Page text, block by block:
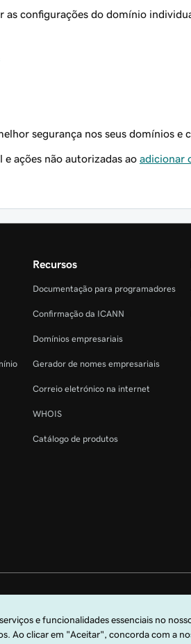
as configurações do domínio
segurança nos seus domínios e
ações não autorizadas ao adicionar
Recursos
Documentação para programadores
Confirmação da ICANN
Domínios empresariais
Gerador de nomes empresariais
Correio eletrónico na internet
WHOIS
Catálogo de produtos
A marca nominativa GoDaddy é uma
registada da GoDaddy.com, LLC nos